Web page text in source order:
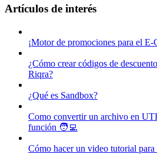
Artículos de interés
¡Motor de promociones para el E-
¿Cómo crear códigos de
Riqra?
¿Qué es Sandbox?
Como convertir un archivo en
función 🧑‍💻
Cómo hacer un video tutorial para